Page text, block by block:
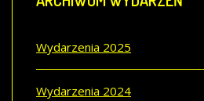
Wydarzenia 2025
Wydarzenia 2024